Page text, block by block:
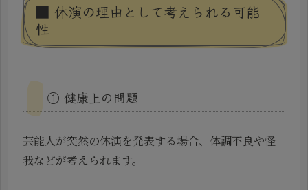
■ 休演の理由として考えられる可能
性
① 健康上の問題
芸能人が突然の休演を発表する場合、体調不良や怪
我などが考えられます。